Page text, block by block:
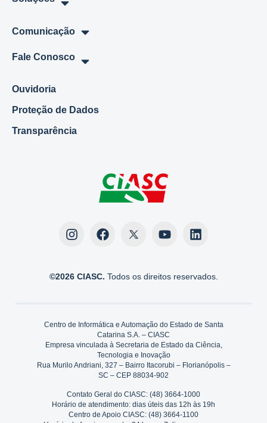
Comunicação
Fale Conosco
Ouvidoria
Proteção de Dados
Transparência
©2026 CIASC. Todos os direitos reservados.
Centro de Informática e Automação do Estado de Santa
Catarina S.A. – CIASC
Empresa vinculada à Secretaria de Estado da Ciência,
Tecnologia e Inovação
Rua Murilo Andriani, 327 – Bairro Itacorubi – Florianópolis –
SC – CEP 88034-902
Contato Geral do CIASC: (48) 3664-1000
Horário de atendimento: dias úteis das 12h às 19h
Centro de Apoio CIASC: (48) 3664-1100